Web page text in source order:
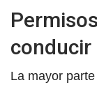
conducir
La mayor